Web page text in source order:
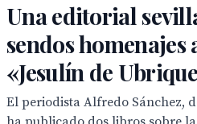
Una editorial
sendos
«Jesulín de
El periodista Alfredo Sánchez,